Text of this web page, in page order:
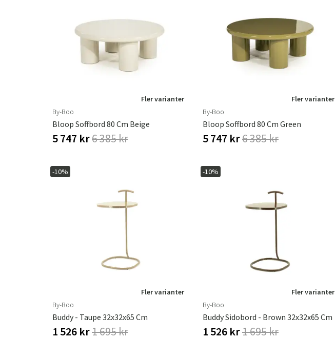
Fler varianter
By-Boo
Bloop Soffbord 80 Cm Beige
5 747 kr6 385 kr
Fler varianter
By-Boo
Bloop Soffbord 80 Cm Green
5 747 kr6 385 kr
-10%
Fler varianter
By-Boo
Buddy - Taupe 32x32x65 Cm
1 526 kr1 695 kr
-10%
Fler varianter
By-Boo
Buddy Sidobord - Brown 32x32x65 Cm
1 526 kr1 695 kr